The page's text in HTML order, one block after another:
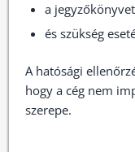
a
és szükség
A hatósági
hogy a cég nem
szerepe.